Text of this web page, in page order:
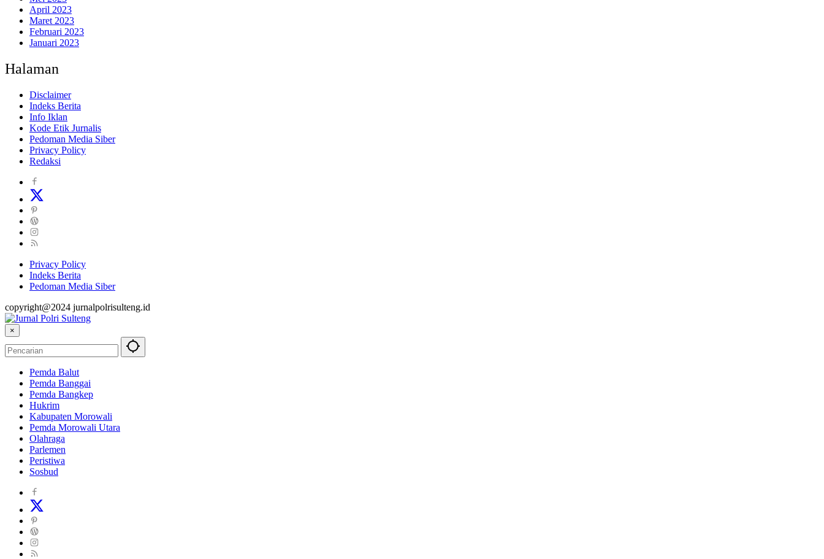
April 2023
Maret 2023
Februari 2023
Januari 2023
Halaman
Disclaimer
Indeks Berita
Info Iklan
Kode Etik Jurnalis
Pedoman Media Siber
Privacy Policy
Redaksi
Privacy Policy
Indeks Berita
Pedoman Media Siber
copyright@2024 jurnalpolrisulteng.id
×
Pemda Balut
Pemda Banggai
Pemda Bangkep
Hukrim
Kabupaten Morowali
Pemda Morowali Utara
Olahraga
Parlemen
Peristiwa
Sosbud